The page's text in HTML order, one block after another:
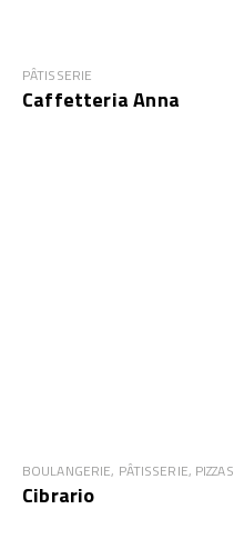
PÂTISSERIE
Caffetteria Anna
BOULANGERIE, PÂTISSERIE, PIZZAS
Cibrario